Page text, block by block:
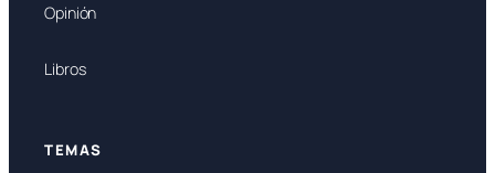
Opinión
Libros
TEMAS